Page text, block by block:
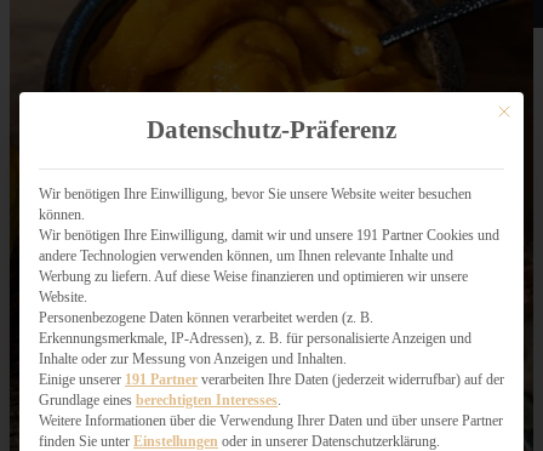
Mit
Datenschutz-Präferenz
Wir benötigen Ihre Einwilligung, bevor Sie unsere Website weiter besuchen
können.
Wir benötigen Ihre Einwilligung, damit wir und unsere 191 Partner Cookies und
andere Technologien verwenden können, um Ihnen relevante Inhalte und
Werbung zu liefern. Auf diese Weise finanzieren und optimieren wir unsere
Website.
Personenbezogene Daten können verarbeitet werden (z. B.
Erkennungsmerkmale, IP-Adressen), z. B. für personalisierte Anzeigen und
Inhalte oder zur Messung von Anzeigen und Inhalten.
Einige unserer 191 Partner verarbeiten Ihre Daten (jederzeit widerrufbar) auf der
Grundlage eines berechtigten Interesses
Weitere Informationen über die Verwendung Ihrer Daten und über unsere Partner
finden Sie unter Einstellungen oder in unserer Datenschutzerklärung.